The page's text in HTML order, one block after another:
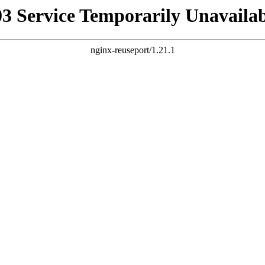
Service Temporarily
nginx-reuseport/1.21.1